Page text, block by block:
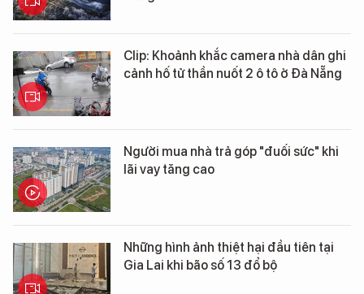
Clip: Khoảnh khắc camera nhà dân ghi
cảnh hố tử thần nuốt 2 ô tô ở Đà Nẵng
Người mua nhà trả góp "đuối sức" khi
lãi vay tăng cao
Những hình ảnh thiệt hại đầu tiên tại
Gia Lai khi bão số 13 đổ bộ